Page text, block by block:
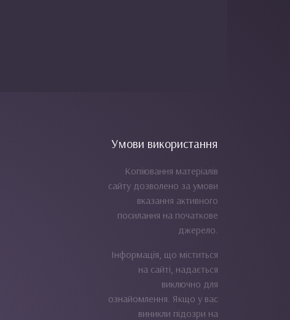
Умови використання
Копіювання матеріалів
сайту дозволено за умови
вказання активного
посилання на початкове
джерело.
Інформація, що міститься
на сайті, надається
виключно для
ознайомлення. Якщо у вас
виникли підозри на